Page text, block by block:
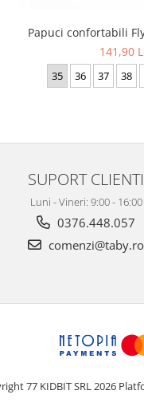
Papuci confortabili
141,90
35 36 37 38
SUPORT CLIENTI
Luni - Vineri: 9:00 - 16:00
0376.448.057
comenzi@taby.ro
77 KIDBIT SRL 2026